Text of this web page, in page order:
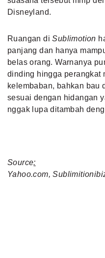
Disneyland.
Ruangan diSublimotion
panjang dan hanya
belas orang. Warnanya
dinding hingga perangkat
kelembaban, bahkan bau
sesuai dengan hidangan
nggak lupa ditambah
Source:
Yahoo.com,